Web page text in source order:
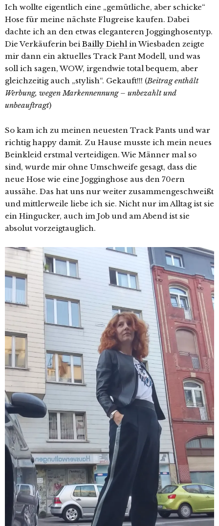
Ich wollte eigentlich eine „gemütliche, aber schicke“
Hose für meine nächste Flugreise kaufen. Dabei
dachte ich an den etwas eleganteren Jogginghosentyp.
Die Verkäuferin bei Bailly Diehl in Wiesbaden zeigte
mir dann ein aktuelles Track Pant Modell, und was
soll ich sagen, WOW, irgendwie total bequem, aber
gleichzeitig auch „stylish“. Gekauft!!! (Beitrag enthält
Werbung, wegen Markennennung – unbezahlt und
unbeauftragt)
So kam ich zu meinen neuesten Track Pants und war
richtig happy damit. Zu Hause musste ich mein neues
Beinkleid erstmal verteidigen. Wie Männer mal so
sind, wurde mir ohne Umschweife gesagt, dass die
neue Hose wie eine Jogginghose aus den 70ern
aussähe. Das hat uns nur weiter zusammengeschweißt
und mittlerweile liebe ich sie. Nicht nur im Alltag ist sie
ein Hingucker, auch im Job und am Abend ist sie
absolut vorzeigtauglich.